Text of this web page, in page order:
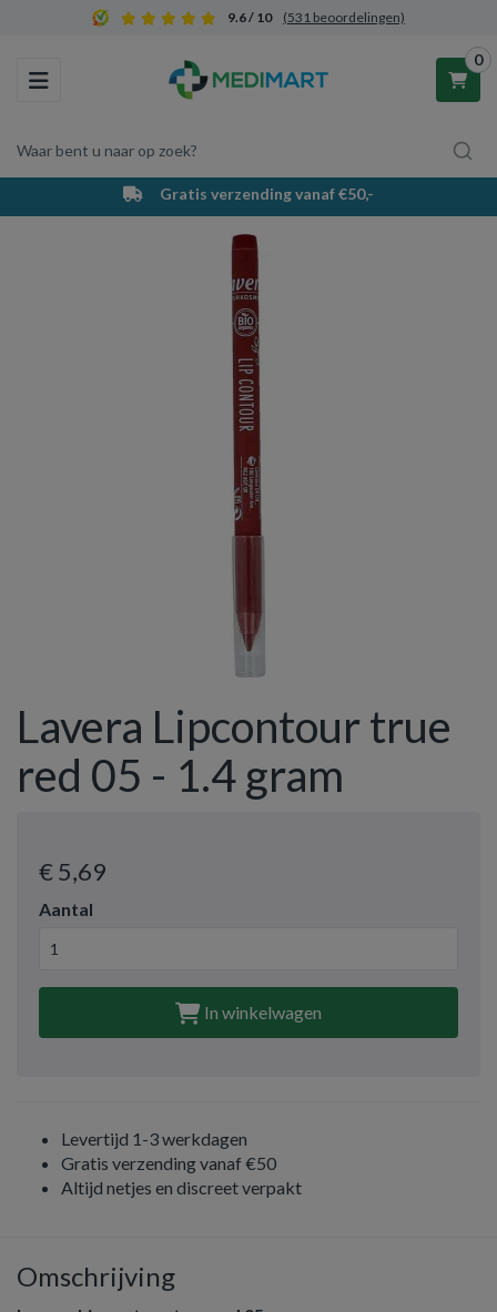
9.6 / 10 (531 beoordelingen)
Toggle navigation
Waar bent u naar op zoek?
0
Winkelwagen
Uw winkelwagen is leeg.
Vul hem met producten.
Gratis verzending vanaf €50,-
Lavera Lipcontour true
red 05 - 1.4 gram
€ 5,69
Aantal
In winkelwagen
Levertijd 1-3 werkdagen
Gratis verzending vanaf €50
Altijd netjes en discreet verpakt
Omschrijving